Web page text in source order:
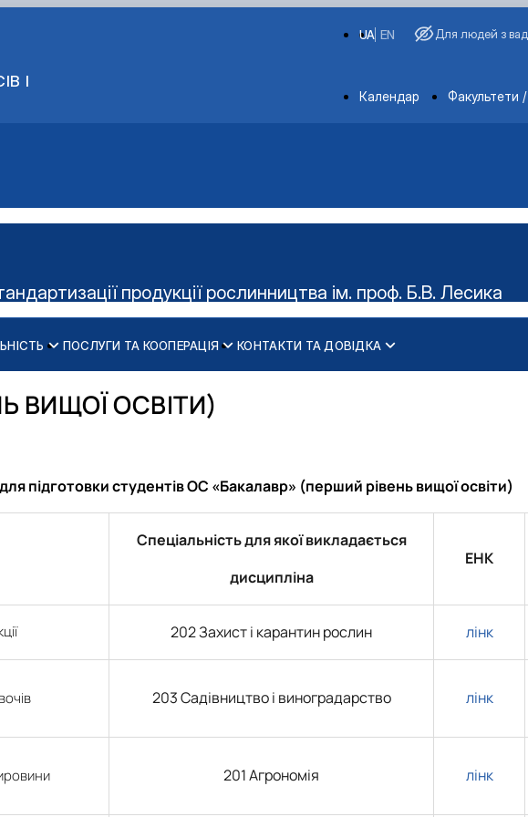
І
EN
UA Для людей з
Departments
Календар Факультети
продукції рослинництва ім. проф. Б.В. Лесика
технології виробництва, л…
Керівництво гуртка
ПОСЛУГИ ТА КООПЕРАЦІЯ КОНТАКТИ ТА ДОВІДКА
ВИЩОЇ ОСВІТИ)
підготовки студентів ОС «Бакалавр» (перший рівень вищої освіти)
Спеціальність для якої викладається
дисципліна
ЕНК
202 Захист і карантин рослин лінк
203 Садівництво і виноградарство лінк
201 Агрономія лінк